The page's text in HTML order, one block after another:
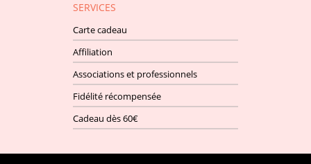
SERVICES
Carte cadeau
Affiliation
Associations et professionnels
Fidélité récompensée
Cadeau dès 60€